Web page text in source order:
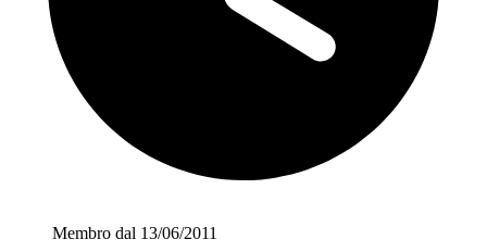
Membro dal 13/06/2011